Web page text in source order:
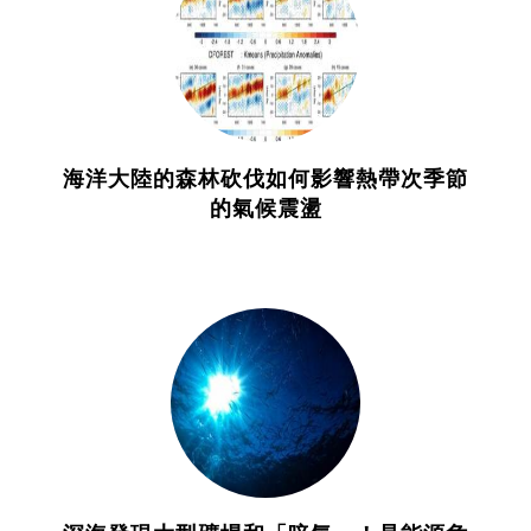
海洋大陸的森林砍伐如何影響熱帶次季節
的氣候震盪